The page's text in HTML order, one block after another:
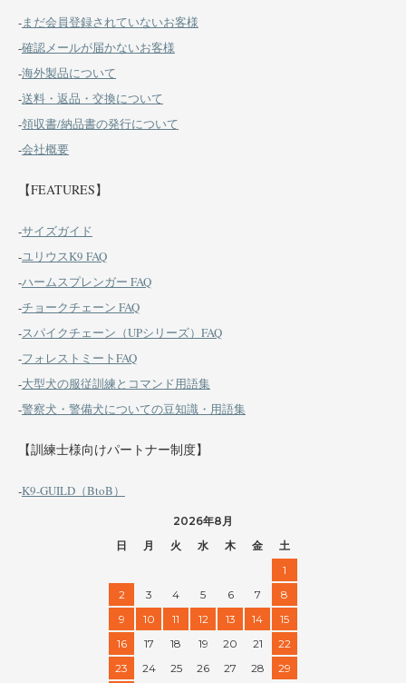
-まだ会員登録されていないお客様
-確認メールが届かないお客様
-海外製品について
-送料・返品・交換について
-領収書/納品書の発行について
-会社概要
【FEATURES】
-サイズガイド
-ユリウスK9 FAQ
-ハームスプレンガー FAQ
-チョークチェーン FAQ
-スパイクチェーン（UPシリーズ）FAQ
-フォレストミートFAQ
-大型犬の服従訓練とコマンド用語集
-警察犬・警備犬についての豆知識・用語集
【訓練士様向けパートナー制度】
-K9-GUILD（BtoB）
2026年8月
日
月 火 水 木 金
土
1
2
3 4 5 6 7
8
9
10 11 12 13 14
15
16
17 18 19 20 21
22
23
24 25 26 27 28
29